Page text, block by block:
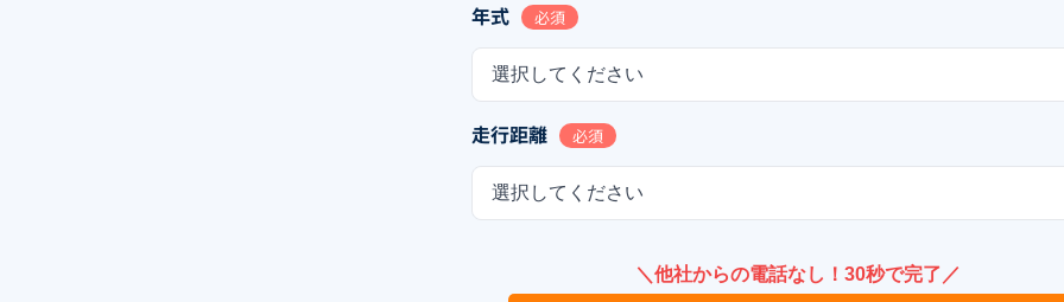
年式 必須
選択してください
走行距離 必須
選択してください
＼他社からの電話なし！30秒で完了／